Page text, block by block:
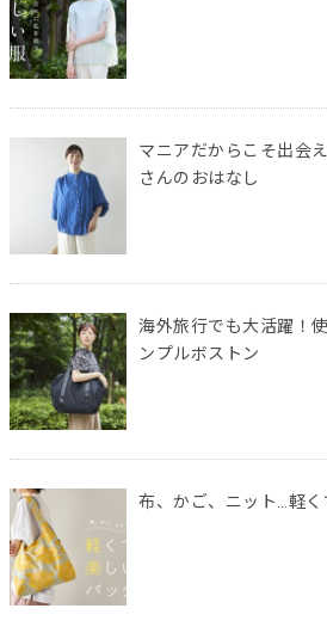
マニアだからこそ出会
さんのおはなし
海外旅行でも大活躍！
ンプルボストン
布、かご、ニット…軽